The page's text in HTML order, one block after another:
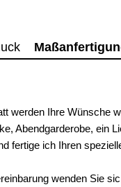
werden Ihre Wünsche
fertige ich Ihren
wenden Sie